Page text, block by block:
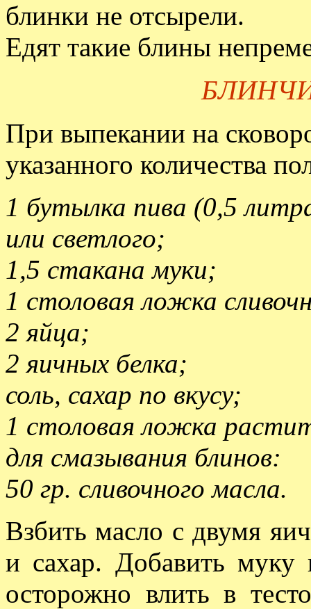
блинки не отсырели.
Едят такие блины
При выпекании на
указанного количества
1 бутылка пива (0,5
или светлого;
1,5 стакана муки;
1 столовая ложка
2 яйца;
2 яичных белка;
соль, сахар по вкусу;
1 столовая ложка
для смазывания блинов:
50 гр. сливочного масла.
Взбить масло с двумя
и сахар. Добавить
осторожно влить в